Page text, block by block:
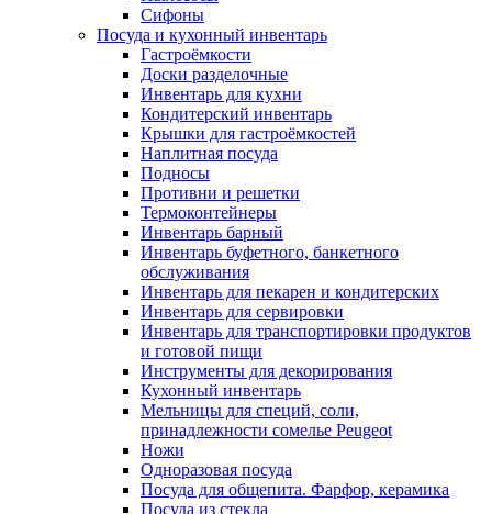
Сифоны
Посуда и кухонный инвентарь
Гастроёмкости
Доски разделочные
Инвентарь для кухни
Кондитерский инвентарь
Крышки для гастроёмкостей
Наплитная посуда
Подносы
Противни и решетки
Термоконтейнеры
Инвентарь барный
Инвентарь буфетного, банкетного
обслуживания
Инвентарь для пекарен и кондитерских
Инвентарь для сервировки
Инвентарь для транспортировки продуктов
и готовой пищи
Инструменты для декорирования
Кухонный инвентарь
Мельницы для специй, соли,
принадлежности сомелье Peugeot
Ножи
Одноразовая посуда
Посуда для общепита. Фарфор, керамика
Посуда из стекла